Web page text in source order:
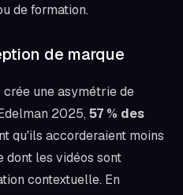
de formation.
de marque
une asymétrie de
2025, 57 % des
qu'ils accorderaient moins
dont les vidéos sont
contextuelle. En